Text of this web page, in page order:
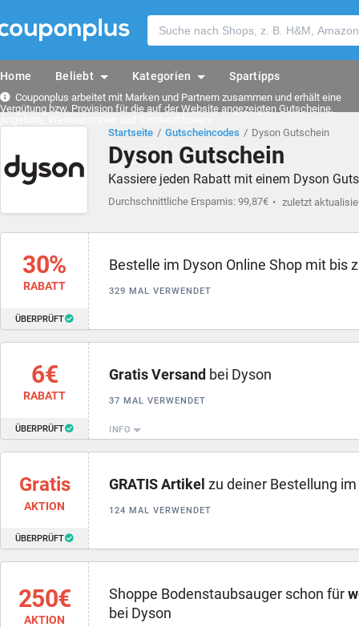
Home Beliebt Kategorien Spartipps
Couponplus arbeitet mit Marken und Partnern zusammen und erhält eine
Vergütung bzw. Provision für die auf der Website angezeigten Gutscheine,
Startseite
Gutscheincodes Dyson Gutschein
Dyson Gutschein
Kassiere jeden Rabatt mit einem Dyson
Durchschnittliche Ersparnis: 99,87€ zuletzt
30%
RABATT
ÜBERPRÜFT
Bestelle im Dyson Online Shop mit bis
329 MAL VERWENDET
6€
RABATT
ÜBERPRÜFT
Gratis Versand bei Dyson
37 MAL VERWENDET
INFO
Gratis
AKTION
ÜBERPRÜFT
GRATIS Artikel zu deiner Bestellung
124 MAL VERWENDET
250€
AKTION
Shoppe Bodenstaubsauger schon für
bei Dyson